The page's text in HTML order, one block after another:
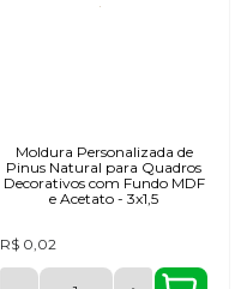
Moldura Personalizada de
Pinus Natural para Quadros
Decorativos com Fundo MDF
e Acetato - 3x1,5
R$ 0,02